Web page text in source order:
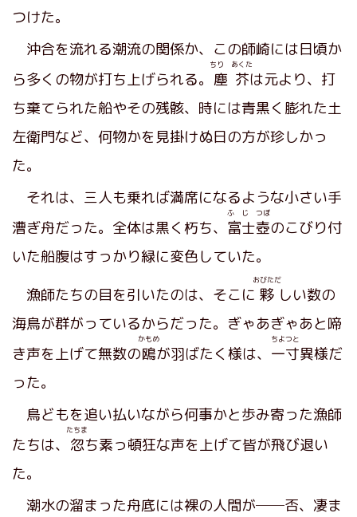
つけた。
沖合を流れる潮流の関係か、この師崎には日頃か
ら多くの物が打ち上げられる。 塵芥
ちり あくた
は元より、打
ち棄てられた船やその残骸、時には青黒く膨れた土
左衛門など、何物かを見掛けぬ日の方が珍しかっ
た。
それは、三人も乗れば満席になるような小さい手
漕ぎ舟だった。全体は黒く朽ち、 富士壺
ふ じ つぼ
のこびり付
いた船腹はすっかり緑に変色していた。
漁師たちの目を引いたのは、そこに 夥
おびただ
しい数の
海鳥が群がっているからだった。ぎゃあぎゃあと啼
き声を上げて無数の鴎
かもめ
が羽ばたく様は、 一寸
ちよつと
異様だ
った。
鳥どもを追い払いながら何事かと歩み寄った漁師
たちは、 忽
たちま
ち素っ頓狂な声を上げて皆が飛び退い
た。
潮水の溜まった舟底には裸の人間が──否、凄ま